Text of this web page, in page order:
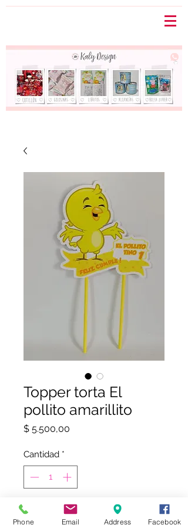
Topper torta El
pollito amarillito
$ 5.500,00
Cantidad *
COMPRAR
Phone Email Address Facebook